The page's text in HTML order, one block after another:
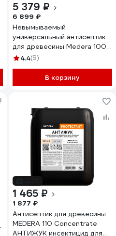
5 379 ₽
6 899 ₽
Невымываемый
универсальный антисептик
для древесины Medera 100
Concentrate 20 л 2007-20
4.4(9)
В корзину
1 465 ₽
1 877 ₽
Антисептик для древесины
MEDERA 110 Concentrate
АНТИЖУК инсектицид для